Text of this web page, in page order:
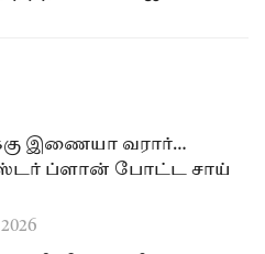
இணையா வரார்…
ப்ளான் போட்ட சாய்